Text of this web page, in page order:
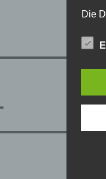
Die
dies
Wir